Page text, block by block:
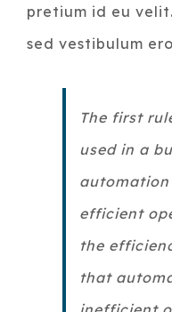
pretium id eu
sed vestibulum
The first
used in a
efficient
the
that